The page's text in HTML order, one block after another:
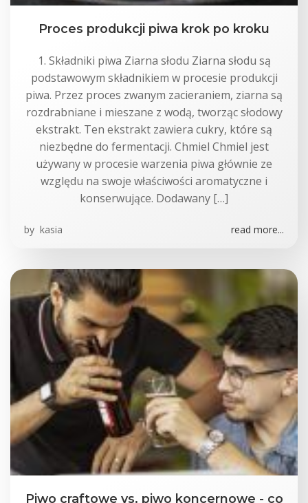
Proces produkcji piwa krok po kroku
1. Składniki piwa Ziarna słodu Ziarna słodu są
podstawowym składnikiem w procesie produkcji
piwa. Przez proces zwanym zacieraniem, ziarna są
rozdrabniane i mieszane z wodą, tworząc słodowy
ekstrakt. Ten ekstrakt zawiera cukry, które są
niezbędne do fermentacji. Chmiel Chmiel jest
używany w procesie warzenia piwa głównie ze
względu na swoje właściwości aromatyczne i
konserwujące. Dodawany […]
by kasia read more...
Piwo craftowe vs. piwo koncernowe - co